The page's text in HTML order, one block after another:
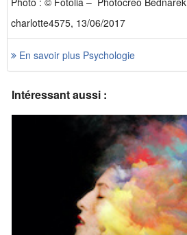
charlotte4575, 13/06/2017
En savoir plus Psychologie
Intéressant aussi :